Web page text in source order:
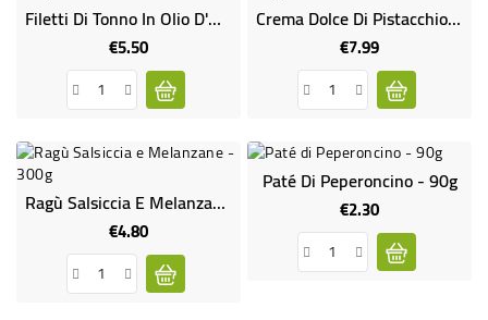
Filetti Di Tonno In Olio D'Oliva 190g
€5.50Price
Crema Dolce Di Pistacchio - 200g
€7.99Price
Ragù Salsiccia E Melanzane - 300g
€4.80Price
Paté Di Peperoncino - 90g
€2.30Price